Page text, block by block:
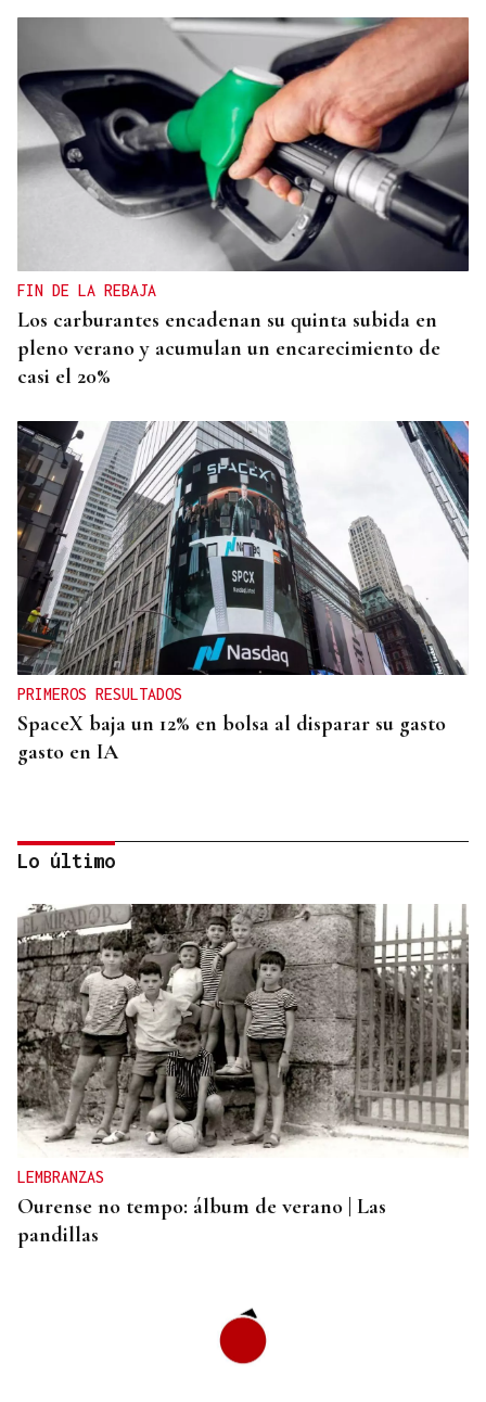
FIN DE LA REBAJA
Los carburantes encadenan su quinta subida en
pleno verano y acumulan un encarecimiento de
casi el 20%
PRIMEROS RESULTADOS
SpaceX baja un 12% en bolsa al disparar su gasto
gasto en IA
INVESTIGACIÓN
Una nueva tecnología utiliza la IA para optimizar
cultivos
Lo último
LEMBRANZAS
Ourense no tempo: álbum de verano | Las
pandillas